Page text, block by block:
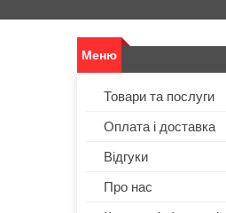
Товари та послуги
Оплата і доставка
Відгуки
Про нас